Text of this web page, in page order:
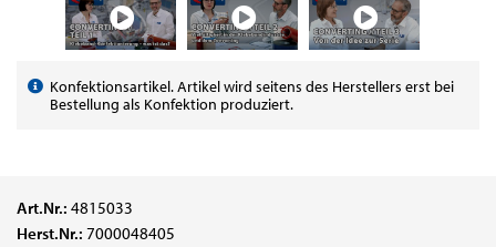
Konfektionsartikel. Artikel wird seitens des Herstellers erst bei
Bestellung als Konfektion produziert.
Art.Nr.: 4815033
Herst.Nr.: 7000048405